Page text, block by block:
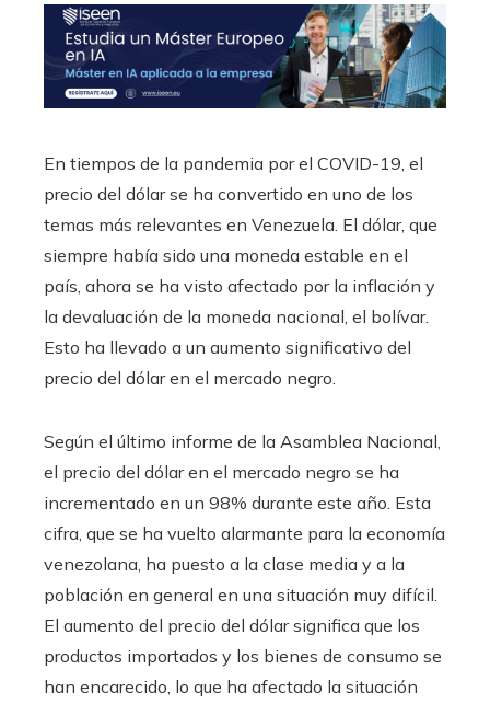
En tiempos de la pandemia por el COVID-19, el
precio del dólar se ha convertido en uno de los
temas más relevantes en Venezuela. El dólar, que
siempre había sido una moneda estable en el
país, ahora se ha visto afectado por la inflación y
la devaluación de la moneda nacional, el bolívar.
Esto ha llevado a un aumento significativo del
precio del dólar en el mercado negro.
Según el último informe de la Asamblea Nacional,
el precio del dólar en el mercado negro se ha
incrementado en un 98% durante este año. Esta
cifra, que se ha vuelto alarmante para la economía
venezolana, ha puesto a la clase media y a la
población en general en una situación muy difícil.
El aumento del precio del dólar significa que los
productos importados y los bienes de consumo se
han encarecido, lo que ha afectado la situación